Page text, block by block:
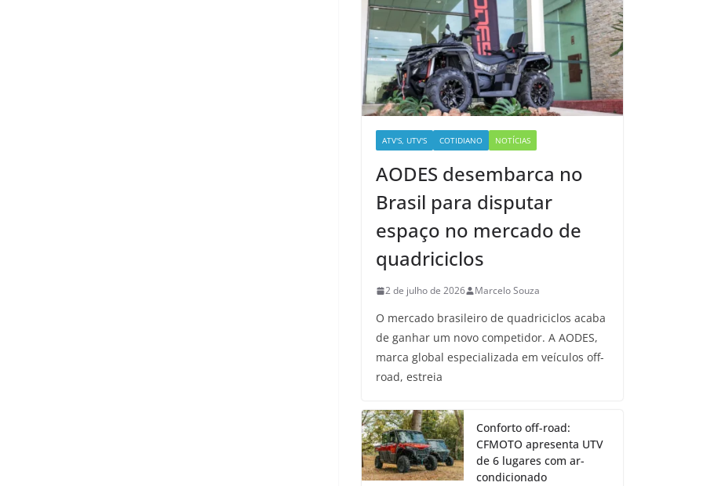
ATV'S, UTV'S COTIDIANO NOTÍCIAS
AODES desembarca no
Brasil para disputar
espaço no mercado de
quadriciclos
2 de julho de 2026 Marcelo Souza
O mercado brasileiro de quadriciclos acaba
de ganhar um novo competidor. A AODES,
marca global especializada em veículos off-
road, estreia
Conforto off-road:
CFMOTO apresenta UTV
de 6 lugares com ar-
condicionado